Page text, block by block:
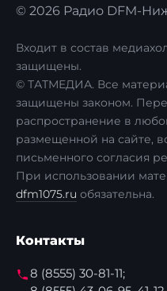
© 2026 Радио DFM-
Входит в состав
защищены.
© ТАТМЕДИА. Все
защищены законом.
распространение в
размещенной на сайте,
письменного согласия
При использовании
dfm1075.ru обязательна.
Контакты
8 (8555) 30-81-11;